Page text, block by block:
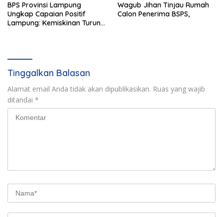
BPS Provinsi Lampung
Ungkap Capaian Positif
Lampung: Kemiskinan Turun,
Wagub Jihan Tinjau Rumah
Calon Penerima BSPS,
Tinggalkan Balasan
Alamat email Anda tidak akan dipublikasikan. Ruas yang wajib
ditandai *